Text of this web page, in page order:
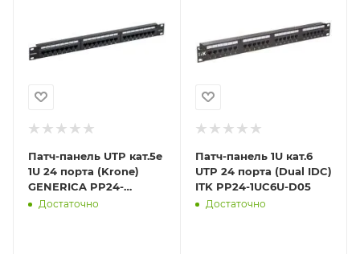
Патч-панель UTP кат.5e
1U 24 порта (Krone)
GENERICA PP24-
1UC5EU-K05-G
Достаточно
Патч-панель 1U кат.6
UTP 24 порта (Dual IDC)
ITK PP24-1UC6U-D05
Достаточно